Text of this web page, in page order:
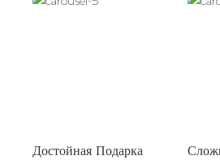
Достойная Подарка